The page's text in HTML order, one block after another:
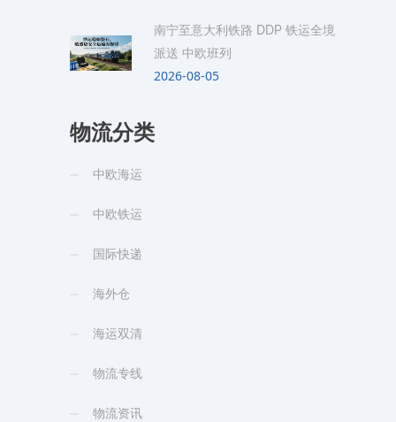
南宁至意大利铁路 DDP 铁运全境
派送 中欧班列
2026-08-05
物流分类
中欧海运
中欧铁运
国际快递
海外仓
海运双清
物流专线
物流资讯